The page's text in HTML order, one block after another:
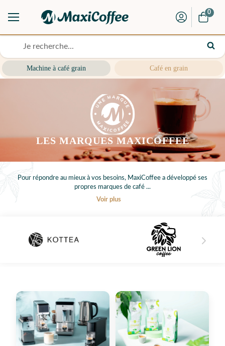
Machine à café grain Café en grain
0
LES MARQUES MAXICOFFEE
Pour répondre au mieux à vos besoins, MaxiCoffee a développé ses
propres marques de café ...
Voir plus